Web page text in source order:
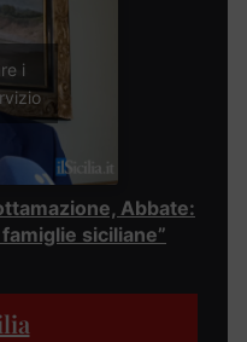
i
Abbate:
siciliane”